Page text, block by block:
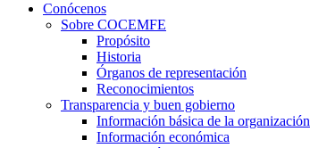
Conócenos
Sobre COCEMFE
Propósito
Historia
Órganos de representación
Reconocimientos
Transparencia y buen gobierno
Información básica de la organización
Información económica